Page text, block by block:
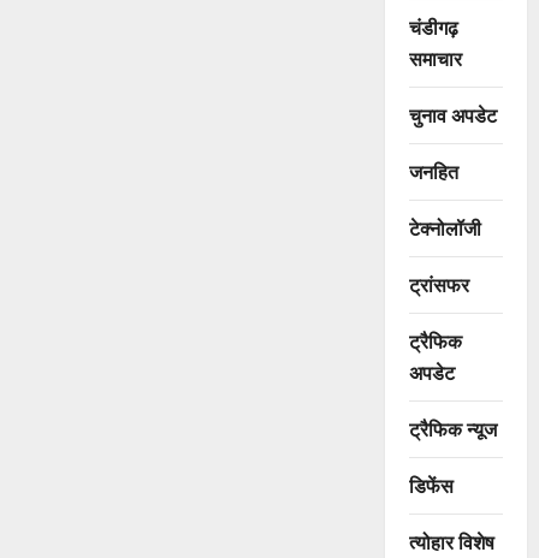
चंडीगढ़
समाचार
चुनाव अपडेट
जनहित
टेक्नोलॉजी
ट्रांसफर
ट्रैफिक
अपडेट
ट्रैफिक न्यूज
डिफेंस
त्योहार विशेष